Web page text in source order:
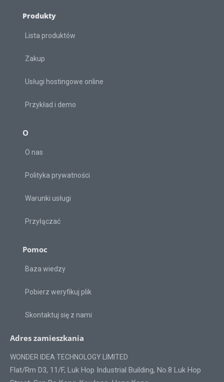
Produkty
Lista produktów
Zakup
Usługi hostingowe online
Przykład i demo
O
O nas
Polityka prywatności
Warunki usługi
Przyłączać
Pomoc
Baza wiedzy
Pobierz weryfikuj plik
Skontaktuj się z nami
Adres zamieszkania
WONDER IDEA TECHNOLOGY LIMITED
Flat/Rm D3, 11/F, Luk Hop Industrial Building, No.8 Luk Hop